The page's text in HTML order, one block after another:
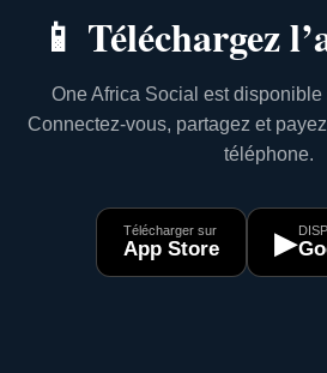
📱 Téléchargez
One Africa Social est disponible
Connectez-vous, partagez et
téléphone.
Télécharger sur
App Store ▶